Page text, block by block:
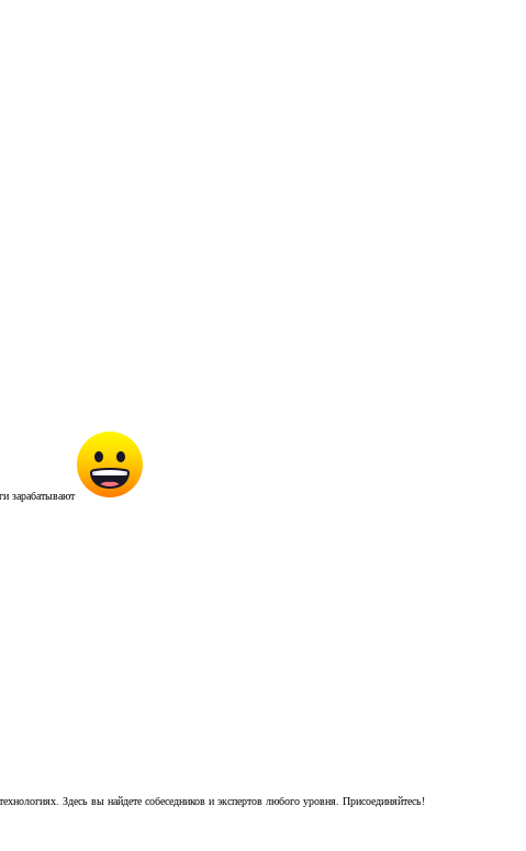
зарабатывают
Здесь вы найдете собеседников и экспертов любого уровня. Присоединяйтесь!